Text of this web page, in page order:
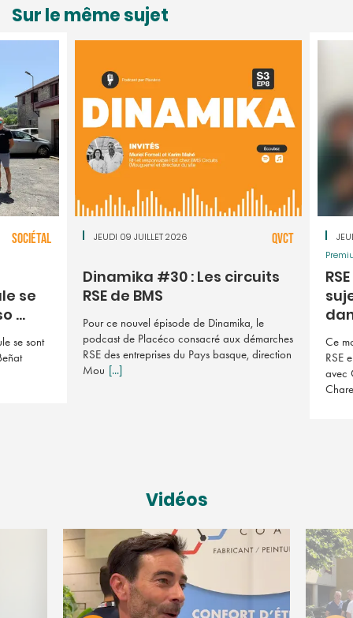
Sur le même sujet
se
...
se sont
SOCIÉTAL JEUDI 09 JUILLET 2026
Dinamika #30 : Les circuits
RSE de BMS
Pour ce nouvel épisode de Dinamika, le
podcast de Placéco consacré aux démarches
RSE des entreprises du Pays basque, direction
Mou [...]
QVCT
Ce
RSE
avec
Vidéos